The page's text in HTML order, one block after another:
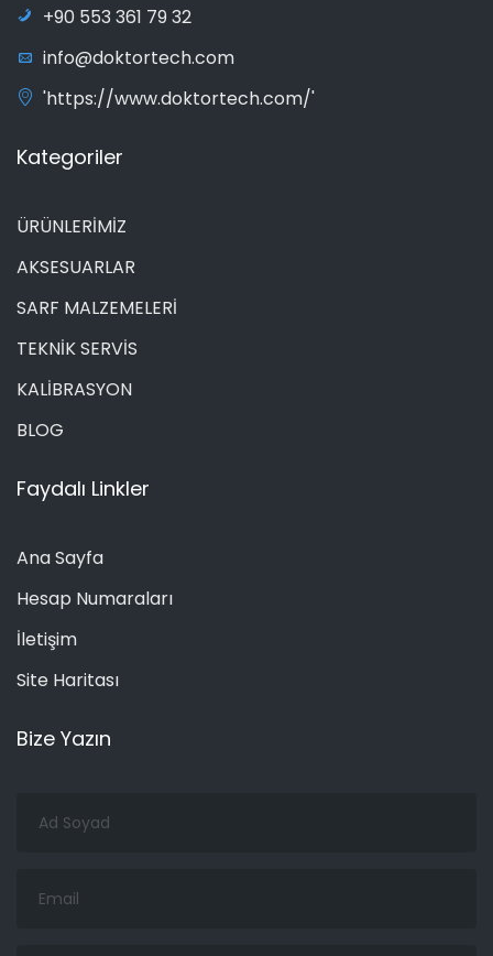
+90 553 361 79 32
info@doktortech.com
'https://www.doktortech.com/'
Kategoriler
ÜRÜNLERİMİZ
AKSESUARLAR
SARF MALZEMELERİ
TEKNİK SERVİS
KALİBRASYON
BLOG
Faydalı Linkler
Ana Sayfa
Hesap Numaraları
İletişim
Site Haritası
Bize Yazın
Soyad